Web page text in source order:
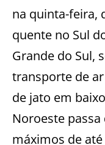
na quinta-feira,
quente no Sul
Grande do Sul,
transporte de
de jato em
Noroeste passa
máximos de até